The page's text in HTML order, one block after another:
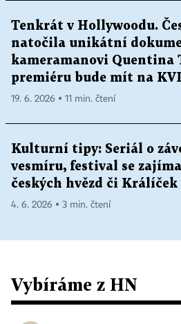
Tenkrát v Hollywoodu.
natočila unikátní
kameramanovi Quentina
premiéru bude mít na
19. 6. 2026 ▪ 11 min. čtení
Kulturní tipy: Seriál o
vesmíru, festival se
českých hvězd či
4. 6. 2026 ▪ 3 min. čtení
Vybíráme z HN